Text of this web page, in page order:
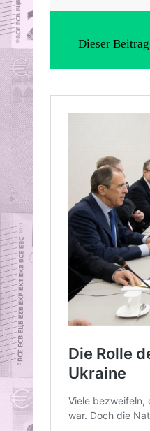
Dieser